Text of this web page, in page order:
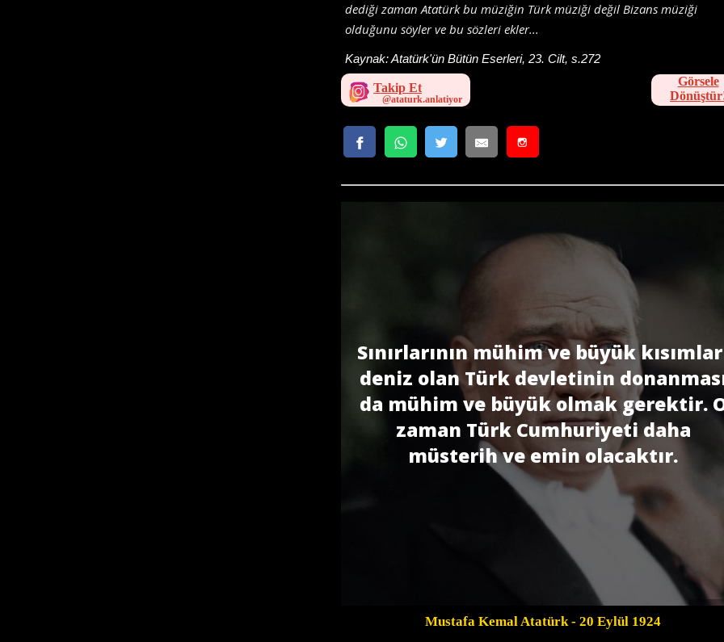
dediği zaman Atatürk bu müziğin Türk müziği değil Bizans müziği
olduğunu söyler ve bu sözleri ekler...
Kaynak:Atatürk'ün Bütün Eserleri, 23. Cilt, s.272
Takip Et
Görsele
Sınırlarının mühim ve büyük
deniz olan Türk devletinin
da mühim ve büyük olmak gerektir.
zaman Türk Cumhuriyeti daha
müsterih ve emin olacaktır.
Mustafa Kemal Atatürk- 20 Eylül 1924